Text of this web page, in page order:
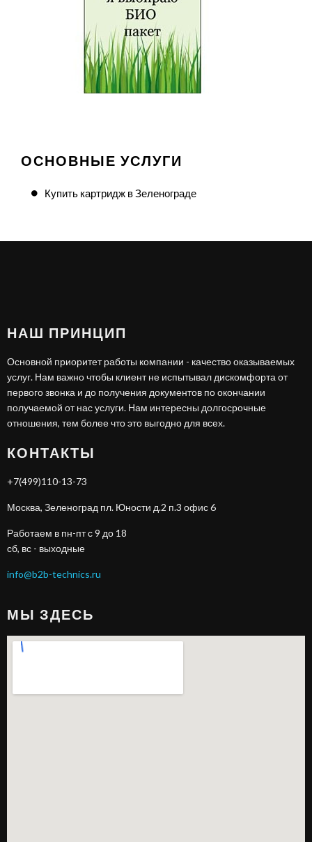
ОСНОВНЫЕ УСЛУГИ
Купить картридж в Зеленограде
НАШ ПРИНЦИП
Основной приоритет работы компании - качество оказываемых
услуг. Нам важно чтобы клиент не испытывал дискомфорта от
первого звонка и до получения документов по окончании
получаемой от нас услуги. Нам интересны долгосрочные
отношения, тем более что это выгодно для всех.
КОНТАКТЫ
+7(499)110-13-73
Москва, Зеленоград пл. Юности д.2 п.3 офис 6
Работаем в пн-пт с 9 до 18
сб, вс - выходные
info@b2b-technics.ru
МЫ ЗДЕСЬ